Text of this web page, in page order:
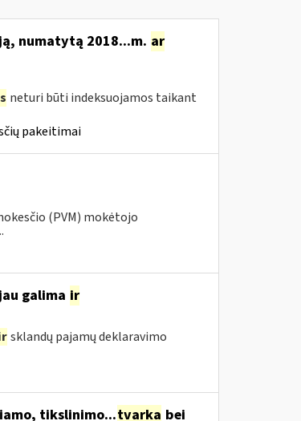
numatytą 2018...m. ar
neturi būti indeksuojamos taikant
pakeitimai
(PVM) mokėtojo
galima ir
sklandų pajamų deklaravimo
tikslinimo...tvarka bei